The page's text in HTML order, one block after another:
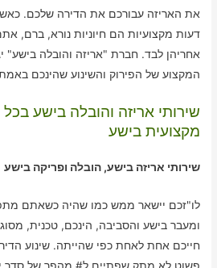
את האריזה עבורכם את הדירה שלכם.
דעות מקצועיות הם חיוניות נורא, ברם,
אחריהן לבד. חברת "אריזה והובלה בישע"
המקצוע של הפירוק והשינוע שהינכם באמת
שירותי אריזה והובלה בישע
מקצועית בישע
שירותי אריזה בישע, הובלה ופריקה בישע
לו"זכם יישאר ממש כמו שהיה כשאתם
ומעבר בישע והסביבה, הינכם, טכנית,
חייכם אחת לאחת כפי שהייתה. שינוע